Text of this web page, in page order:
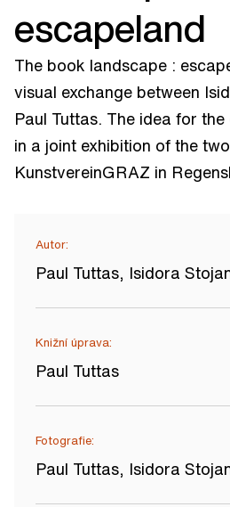
escapeland
The book landscape :
visual exchange between
Paul Tuttas. The idea for
in a joint exhibition of the
KunstvereinGRAZ in
Autor:
Paul Tuttas, Isidora
Knižní úprava:
Paul Tuttas
Fotografie:
Paul Tuttas, Isidora